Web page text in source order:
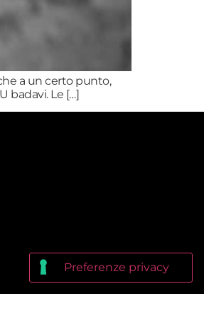
a un certo punto,
badavi. Le […]